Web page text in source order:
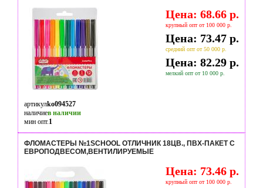
Цена: 68.66 р.
крупный опт от 100 000 р.
Цена: 73.47 р.
средний опт от 50 000 р.
Цена: 82.29 р.
мелкий опт от 10 000 р.
артикулko094527
наличиев наличии
мин опт.1
ФЛОМАСТЕРЫ №1SCHOOL ОТЛИЧНИК 18ЦВ., ПВХ-ПАКЕТ С
ЕВРОПОДВЕСОМ,ВЕНТИЛИРУЕМЫЕ
Цена: 73.46 р.
крупный опт от 100 000 р.